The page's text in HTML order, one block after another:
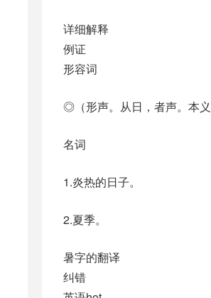
详细解释
例证
形容词
◎（形声。从日，者声。本
名词
1.炎热的日子。
2.夏季。
暑字的翻译
纠错